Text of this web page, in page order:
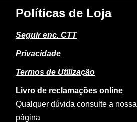
Políticas de Loja
Seguir enc. CTT
Privacidade
Termos de Utilização
Livro de reclamações online
Qualquer dúvida consulte a nossa
página